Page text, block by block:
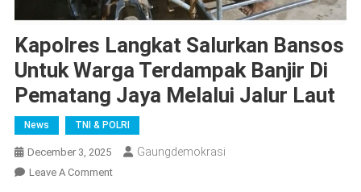
Kapolres Langkat Salurkan Bansos
Untuk Warga Terdampak Banjir Di
Pematang Jaya Melalui Jalur Laut
News TNI & POLRI
December 3, 2025 Gaungdemokrasi
Leave A CommentOn